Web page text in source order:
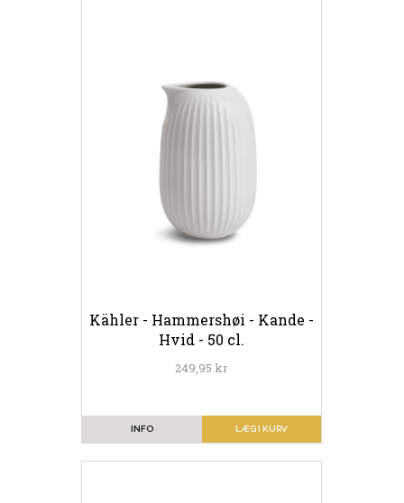
Kähler - Hammershøi - Kande -
Hvid - 50 cl.
249,95 kr
LÆG I KURV
INFO